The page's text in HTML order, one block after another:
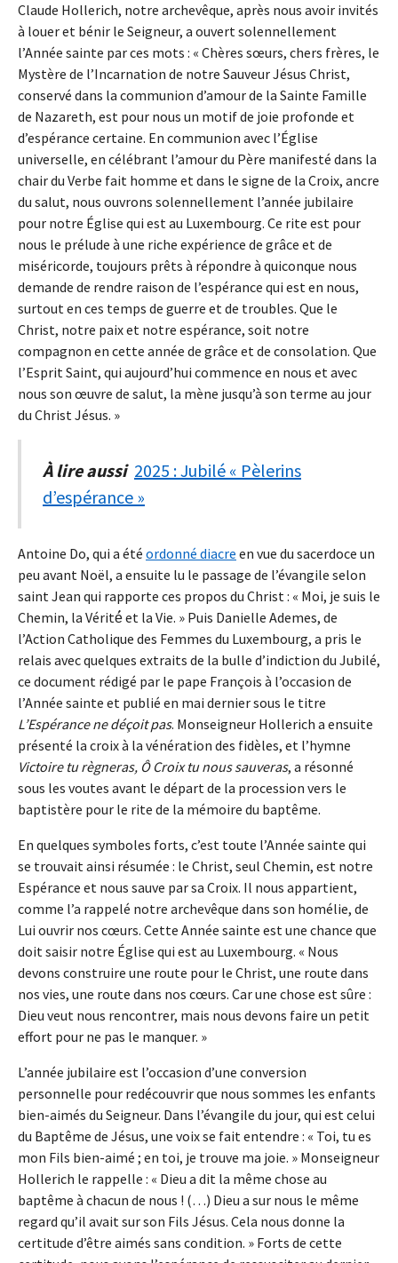
Claude Hollerich, notre archevêque, après nous avoir invités
à louer et bénir le Seigneur, a ouvert solennellement
l’Année sainte par ces mots : « Chères sœurs, chers frères, le
Mystère de l’Incarnation de notre Sauveur Jésus Christ,
conservé dans la communion d’amour de la Sainte Famille
de Nazareth, est pour nous un motif de joie profonde et
d’espérance certaine. En communion avec l’Église
universelle, en célébrant l’amour du Père manifesté dans la
chair du Verbe fait homme et dans le signe de la Croix, ancre
du salut, nous ouvrons solennellement l’année jubilaire
pour notre Église qui est au Luxembourg. Ce rite est pour
nous le prélude à une riche expérience de grâce et de
miséricorde, toujours prêts à répondre à quiconque nous
demande de rendre raison de l’espérance qui est en nous,
surtout en ces temps de guerre et de troubles. Que le
Christ, notre paix et notre espérance, soit notre
compagnon en cette année de grâce et de consolation. Que
l’Esprit Saint, qui aujourd’hui commence en nous et avec
nous son œuvre de salut, la mène jusqu’à son terme au jour
du Christ Jésus. »
À lire aussi 2025 : Jubilé « Pèlerins
d’espérance »
Antoine Do, qui a été ordonné diacre en vue du sacerdoce un
peu avant Noël, a ensuite lu le passage de l’évangile selon
saint Jean qui rapporte ces propos du Christ : « Moi, je suis le
Chemin, la Vérité́ et la Vie. » Puis Danielle Ademes, de
l’Action Catholique des Femmes du Luxembourg, a pris le
relais avec quelques extraits de la bulle d’indiction du Jubilé,
ce document rédigé par le pape François à l’occasion de
l’Année sainte et publié en mai dernier sous le titre
L’Espérance ne déçoit pas. Monseigneur Hollerich a ensuite
présenté la croix à la vénération des fidèles, et l’hymne
Victoire tu règneras, Ô Croix tu nous sauveras, a résonné
sous les voutes avant le départ de la procession vers le
baptistère pour le rite de la mémoire du baptême.
En quelques symboles forts, c’est toute l’Année sainte qui
se trouvait ainsi résumée : le Christ, seul Chemin, est notre
Espérance et nous sauve par sa Croix. Il nous appartient,
comme l’a rappelé notre archevêque dans son homélie, de
Lui ouvrir nos cœurs. Cette Année sainte est une chance que
doit saisir notre Église qui est au Luxembourg. « Nous
devons construire une route pour le Christ, une route dans
nos vies, une route dans nos cœurs. Car une chose est sûre :
Dieu veut nous rencontrer, mais nous devons faire un petit
effort pour ne pas le manquer. »
L’année jubilaire est l’occasion d’une conversion
personnelle pour redécouvrir que nous sommes les enfants
bien-aimés du Seigneur. Dans l’évangile du jour, qui est celui
du Baptême de Jésus, une voix se fait entendre : « Toi, tu es
mon Fils bien-aimé ; en toi, je trouve ma joie. » Monseigneur
Hollerich le rappelle : « Dieu a dit la même chose au
baptême à chacun de nous ! (…) Dieu a sur nous le même
regard qu’il avait sur son Fils Jésus. Cela nous donne la
certitude d’être aimés sans condition. » Forts de cette